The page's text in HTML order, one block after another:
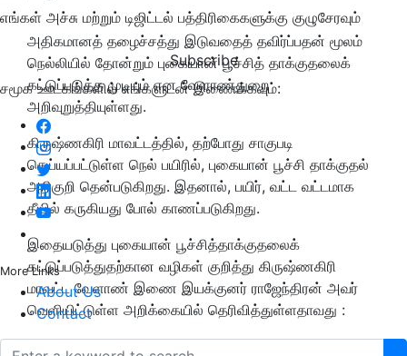
எங்கள் அச்சு மற்றும் டிஜிட்டல் பத்திரிகைகளுக்கு குழுசேரவும்
Subscribe
சமூக ஊடகங்களில் எங்களுடன் இணைக்கவும்:
More Links
About Us
Contact
அதிகமானத் தழைச்சத்து இடுவதைத் தவிர்ப்பதன் மூலம்
நெல்லியில் தோன்றும் புகையான் பூச்சித் தாக்குதலைக்
கட்டுப்படுத்த முடியும் என வேளாண்துறை
அறிவுறுத்தியுள்ளது.
கிருஷ்ணகிரி மாவட்டத்தில், தற்போது சாகுபடி
செய்யப்பட்டுள்ள நெல் பயிரில், புகையான் பூச்சி தாக்குதல்
அறிகுறி தென்படுகிறது. இதனால், பயிர், வட்ட வட்டமாக
தீயில் கருகியது போல் காணப்படுகிறது.
இதையடுத்து புகையான் பூச்சித்தாக்குதலைக்
கட்டுப்படுத்துதற்கான வழிகள் குறித்து கிருஷ்ணகிரி
மாவட்ட வேளாண் இணை இயக்குனர் ராஜேந்திரன் அவர்
வெளியிட்டுள்ள அறிக்கையில் தெரிவித்துள்ளதாவது :
இலைகள் மஞ்சள் நிறமாக மாறி காய்ந்து விடும்.